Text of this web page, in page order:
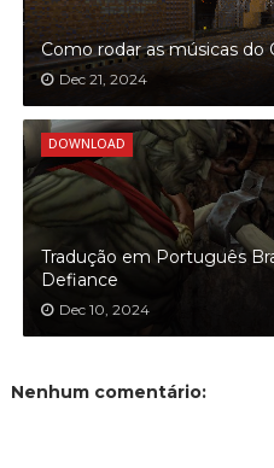
atualização!
Jan 05, 2026